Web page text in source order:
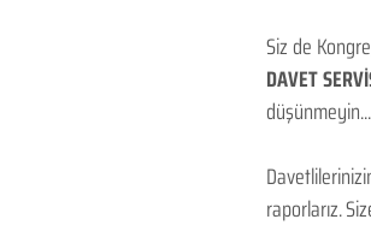
Siz de
DAVET
raporlarız.